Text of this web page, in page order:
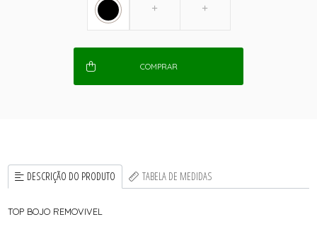
COMPRAR
DESCRIÇÃO DO PRODUTO TABELA DE MEDIDAS
TOP BOJO REMOVIVEL